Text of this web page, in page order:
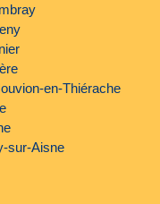
en-Thiérache
sur-Aisne